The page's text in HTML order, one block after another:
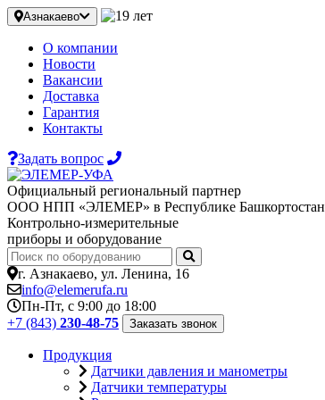
Азнакаево
О компании
Новости
Вакансии
Доставка
Гарантия
Контакты
Задать вопрос
Официальный региональный партнер
ООО НПП «ЭЛЕМЕР» в Республике Башкортостан
Контрольно-измерительные
приборы и оборудование
г. Азнакаево, ул. Ленина, 16
info@elemerufa.ru
Пн-Пт, с 9:00 до 18:00
+7 (843) 230-48-75 Заказать звонок
Продукция
Датчики давления и манометры
Датчики температуры